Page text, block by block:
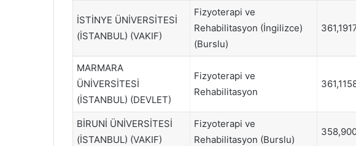
İSTİNYE ÜNİVERSİTESİ
(İSTANBUL) (VAKIF)
Fizyoterapi ve
Rehabilitasyon (İngilizce)
(Burslu)
MARMARA
ÜNİVERSİTESİ
(İSTANBUL) (DEVLET)
Fizyoterapi ve
Rehabilitasyon
BİRUNİ ÜNİVERSİTESİ
(İSTANBUL) (VAKIF)
Fizyoterapi ve
Rehabilitasyon (Burslu)